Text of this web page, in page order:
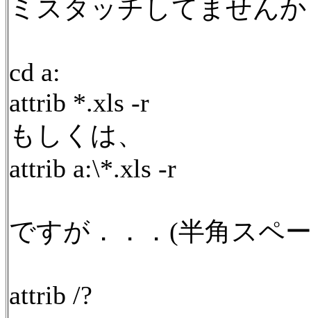
ミスタッチしてません
cd a:
attrib *.xls -r
もしくは、
attrib a:\*.xls -r
ですが．．．(半角スペ
attrib /?